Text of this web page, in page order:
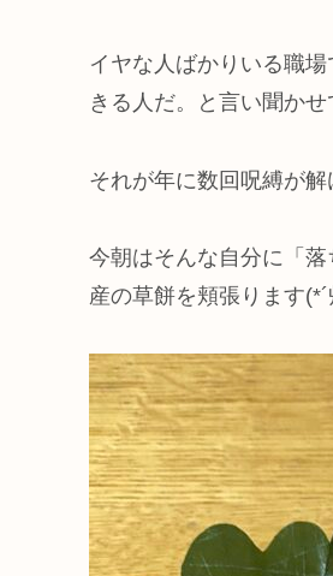
イヤな人ばかりいる職
きる人だ。と言い聞か
それが年に数回呪縛が
今朝はそんな自分に「
産の草餅を頬張ります(*´